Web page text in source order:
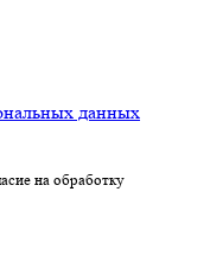
данных
на обработку